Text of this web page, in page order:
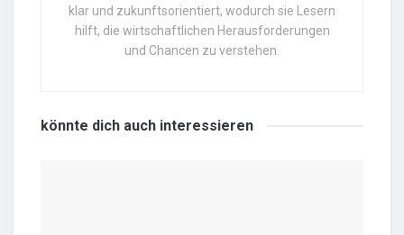
klar und zukunftsorientiert, wodurch sie Lesern
hilft, die wirtschaftlichen Herausforderungen
und Chancen zu verstehen.
könnte dich auch interessieren